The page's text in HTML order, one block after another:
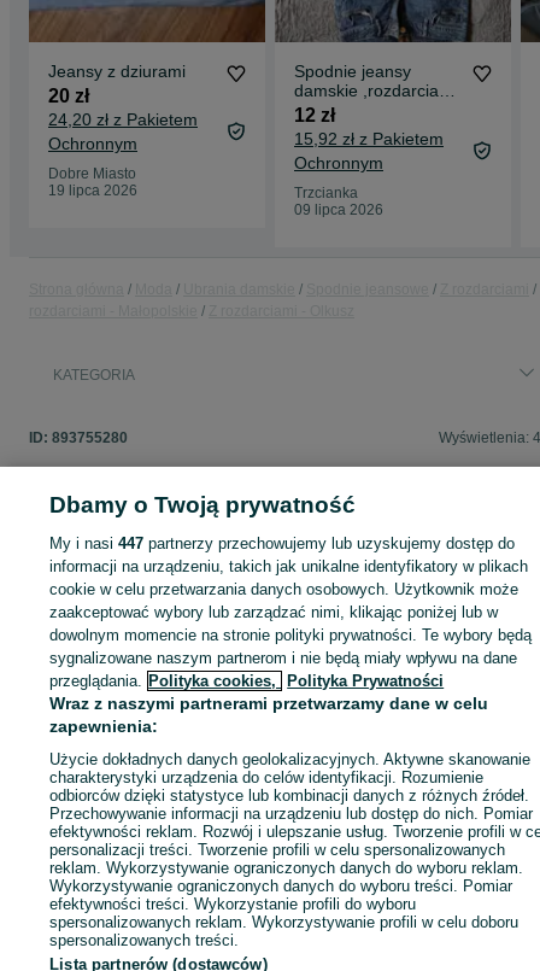
Jeansy z dziurami
20 zł
24,20 zł z Pakietem
Ochronnym
Dobre Miasto
19 lipca 2026
Spodnie jeansy
damskie ,rozdarcia
basic hippie grunge
hoodie
12 zł
15,92 zł z Pakietem
Ochronnym
Trzcianka
09 lipca 2026
KATEGORIA
ID: 893755280 Wyświetlenia:
Zaloguj się lub załóż konto na OLX, aby skontaktować się z
sprzedającym
Zaloguj się / Załóż konto
Kup
Dbamy o Twoją prywatność
My i nasi447 partnerzy przechowujemy lub uzyskujemy dostęp do
informacji na urządzeniu, takich jak unikalne identyfikatory w plikach
cookie w celu przetwarzania danych osobowych. Użytkownik może
zaakceptować wybory lub zarządzać nimi, klikając poniżej lub w
dowolnym momencie na stronie polityki prywatności. Te wybory będą
sygnalizowane naszym partnerom i nie będą miały wpływu na dane
przeglądania. Polityka cookies, Polityka Prywatności
Wraz z naszymi partnerami przetwarzamy dane w celu
zapewnienia:
Użycie dokładnych danych geolokalizacyjnych. Aktywne skanowanie
charakterystyki urządzenia do celów identyfikacji. Rozumienie
odbiorców dzięki statystyce lub kombinacji danych z różnych źródeł.
Przechowywanie informacji na urządzeniu lub dostęp do nich. Pomiar
efektywności reklam. Rozwój i ulepszanie usług. Tworzenie profili w
personalizacji treści. Tworzenie profili w celu spersonalizowanych
reklam. Wykorzystywanie ograniczonych danych do wyboru reklam.
Wykorzystywanie ograniczonych danych do wyboru treści. Pomiar
efektywności treści. Wykorzystanie profili do wyboru
spersonalizowanych reklam. Wykorzystywanie profili w celu doboru
spersonalizowanych treści.
Lista partnerów (dostawców)